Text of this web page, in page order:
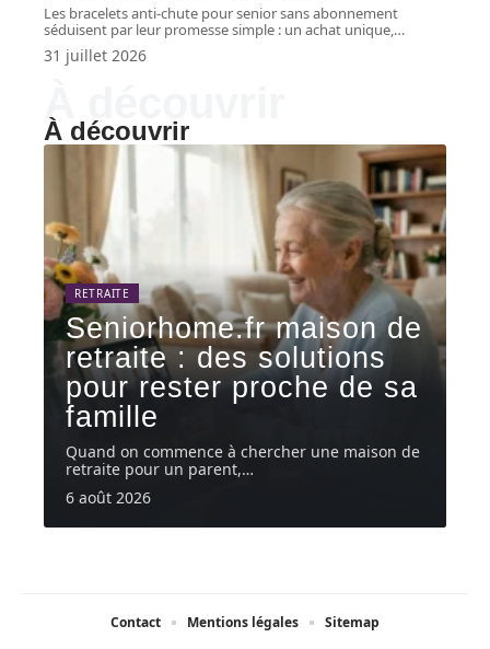
Les bracelets anti-chute pour senior sans abonnement
séduisent par leur promesse simple : un achat unique, …
31 juillet 2026
À découvrir
RETRAITE
Seniorhome.fr maison de
retraite : des solutions
pour rester proche de sa
famille
Quand on commence à chercher une maison de
retraite pour un parent,…
6 août 2026
Contact Mentions légales Sitemap